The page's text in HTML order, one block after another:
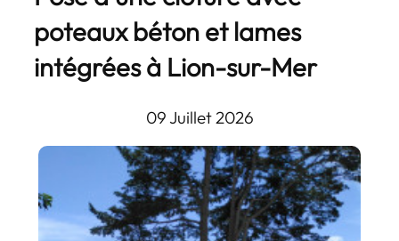
poteaux béton et lames
intégrées à Lion-sur-Mer
09 Juillet 2026